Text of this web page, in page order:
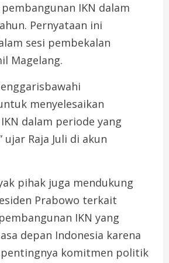
IKN dalam
Pernyataan ini
sesi pembekalan
Magelang.
menyelesaikan
dalam periode yang
Raja Juli di akun
pihak juga mendukung
Prabowo terkait
IKN yang
depan Indonesia karena
komitmen politik